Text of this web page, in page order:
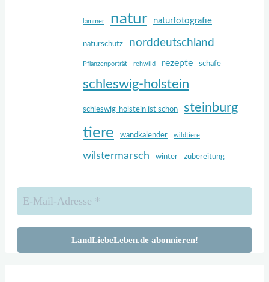
lämmer natur naturfotografie
naturschutz norddeutschland
Pflanzenporträt rehwild rezepte schafe
schleswig-holstein
schleswig-holstein ist schön steinburg
tiere wandkalender wildtiere
wilstermarsch winter zubereitung